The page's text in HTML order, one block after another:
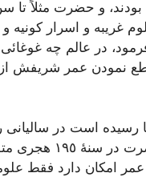
غریبه‌ و اسرار کونیه‌
در عالم‌ چه‌ غوغائی‌
نمودن‌ عمر شریفش‌ از
رسیده‌ است‌ در
عمر امکان‌ دارد فقط‌